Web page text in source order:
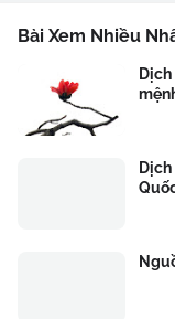
Bài Xem Nhiều